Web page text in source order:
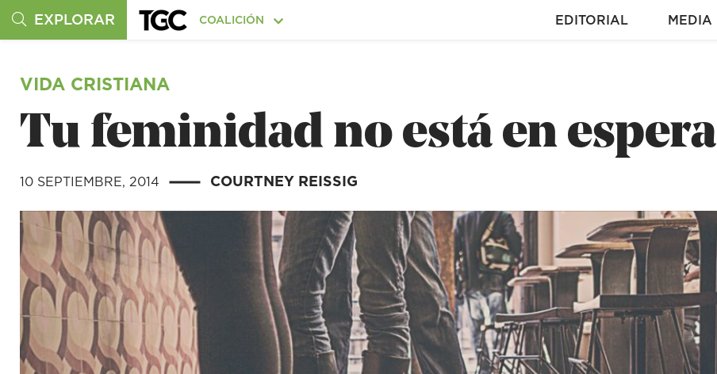
EXPLORAR COALICIÓN EDITORIAL MEDIA
VIDA CRISTIANA
Tu feminidad no está en espera
10 SEPTIEMBRE, 2014 | COURTNEY REISSIG